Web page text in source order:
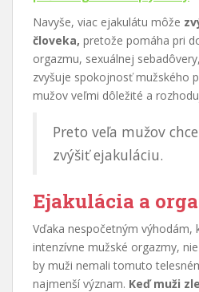
Navyše, viac ejakulátu môže
človeka, pretože pomáha pri
orgazmu, sexuálnej
zvyšuje spokojnosť mužského
mužov veľmi dôležité a
Preto veľa mužov
zvýšiť ejakuláciu.
Ejakulácia a
Vďaka nespočetným výhodám,
intenzívne mužské orgazmy,
by muži nemali tomuto
najmenší význam. Keď muži